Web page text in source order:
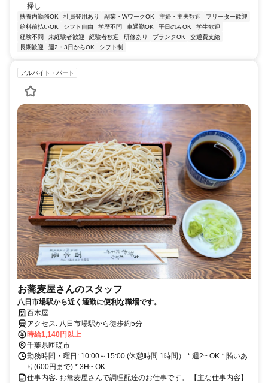
掃し...
扶養内勤務OK 社員登用あり 副業・WワークOK 主婦・主夫歓迎
フリーター歓迎
給料前払いOK
シフト自由 学歴不問 車通勤OK 平日のみOK
学生歓迎
経験不問
未経験者歓迎 経験者歓迎 研修あり ブランクOK
交通費支給
長期歓迎
週2・3日からOK シフト制
アルバイト・パート
お蕎麦屋さんのスタッフ
八日市場駅から近く通勤に便利な職場です。
百木屋
アクセス: 八日市場駅から徒歩約5分
時給1,140円以上
千葉県匝瑳市
勤務時間・曜日: 10:00～15:00 (休憩時間 1時間） * 週2~ OK * 賄いあ
り(600円まで) * 3H~ OK
仕事内容: お蕎麦屋さんで調理配達のお仕事です。 【主な仕事内容】